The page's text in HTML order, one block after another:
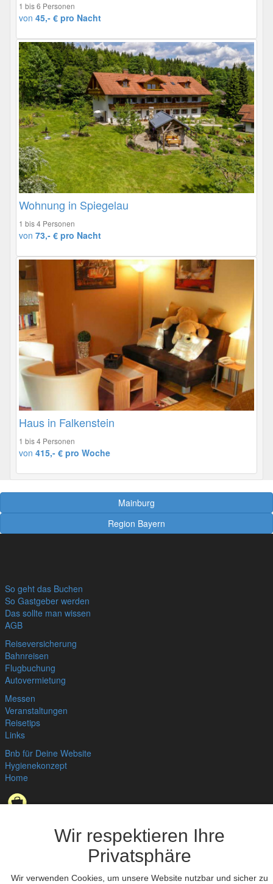
Wir respektieren Ihre
Privatsphäre
Wir verwenden Cookies, um unsere Website nutzbar und sicher zu
1 bis 6 Personen
von 45,- € pro Nacht
Wohnung in Spiegelau
1 bis 4 Personen
von 73,- € pro Nacht
Haus in Falkenstein
1 bis 4 Personen
von 415,- € pro Woche
Mainburg
Region Bayern
So geht das Buchen
So Gastgeber werden
Das sollte man wissen
AGB
Reiseversicherung
Bahnreisen
Flugbuchung
Autovermietung
Messen
Veranstaltungen
Reisetips
Links
Bnb für Deine Website
Hygienekonzept
Home